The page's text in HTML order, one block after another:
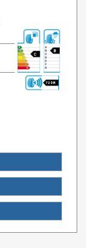
C
B
72 DB